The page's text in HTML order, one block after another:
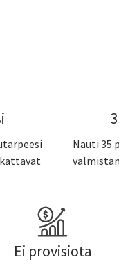
Nauti 35
Ei provisiota